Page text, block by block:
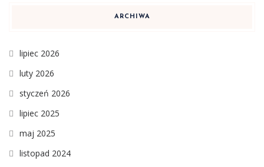
ARCHIWA
lipiec 2026
luty 2026
styczeń 2026
lipiec 2025
maj 2025
listopad 2024